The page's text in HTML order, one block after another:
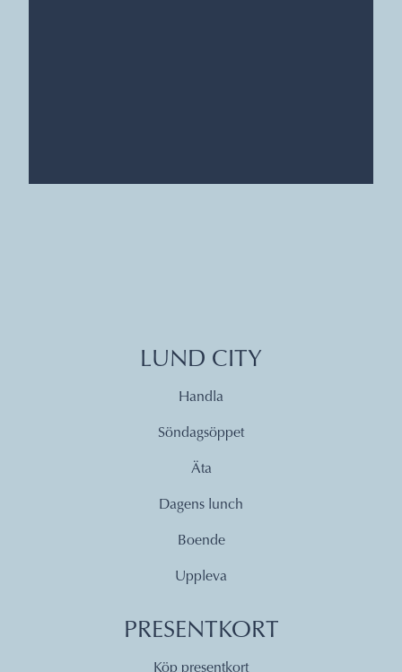
LUND CITY
Handla
Söndagsöppet
Äta
Dagens lunch
Boende
Uppleva
PRESENTKORT
Köp presentkort